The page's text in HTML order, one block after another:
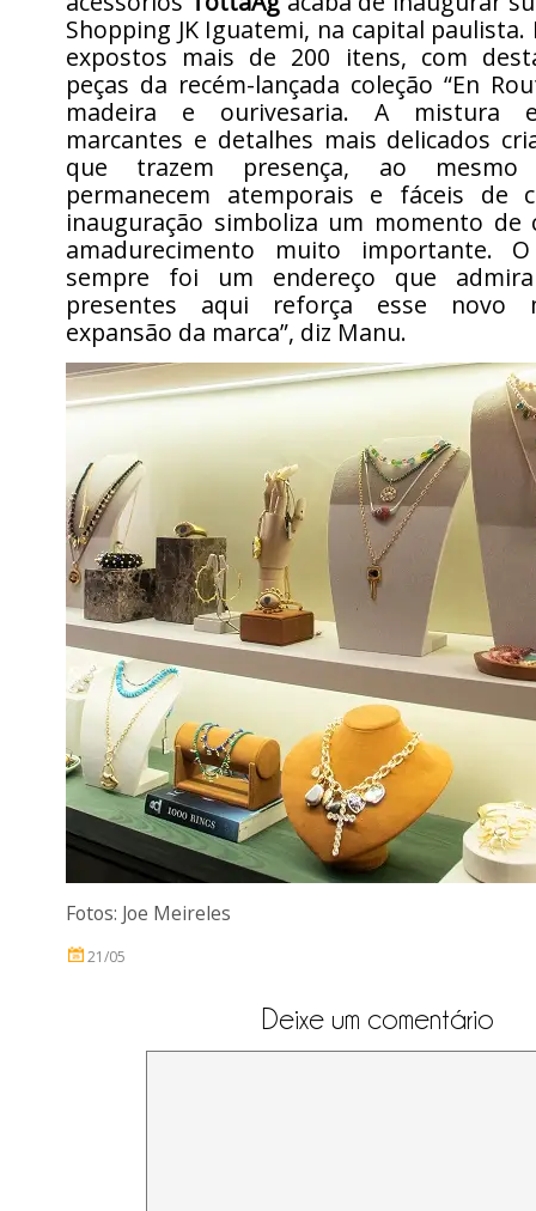
Shopping JK Iguatemi, na capital
expostos mais de 200 itens, com
peças da recém-lançada coleção “En
madeira e ourivesaria. A mistura
marcantes e detalhes mais delicados
que trazem presença, ao
permanecem atemporais e fáceis de
inauguração simboliza um momento de
amadurecimento muito importante.
sempre foi um endereço que
presentes aqui reforça esse novo
expansão da marca”, diz Manu.
Fotos: Joe Meireles
21/05
Deixe um comentário